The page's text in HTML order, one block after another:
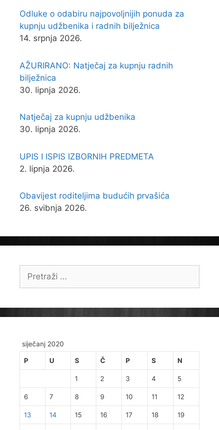
Odluke o odabiru najpovoljnijih ponuda za
kupnju udžbenika i radnih bilježnica
14. srpnja 2026.
AŽURIRANO: Natječaj za kupnju radnih
bilježnica
30. lipnja 2026.
Natječaj za kupnju udžbenika
30. lipnja 2026.
UPIS I ISPIS IZBORNIH PREDMETA
2. lipnja 2026.
Obavijest roditeljima budućih prvašića
26. svibnja 2026.
Pretraži:
siječanj 2020
P U S Č P S N
1 2 3 4 5
6 7 8 9 10 11 12
13 14 15 16 17 18 19